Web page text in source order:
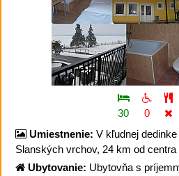
30
0
Umiestnenie: V kľudnej
Slanských vrchov, 24 km od
Ubytovanie: Ubytovňa s